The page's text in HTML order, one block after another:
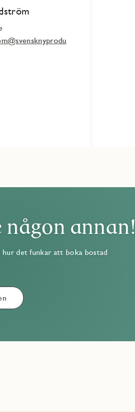
med närhet till
restauranger och
någon annan!
hur det funkar att boka bostad